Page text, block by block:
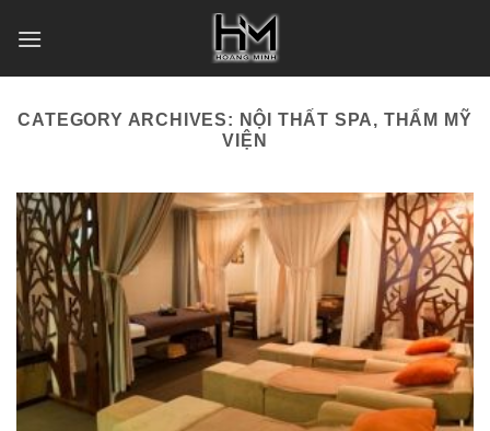
CATEGORY ARCHIVES: NỘI THẤT SPA, THẨM MỸ
VIỆN